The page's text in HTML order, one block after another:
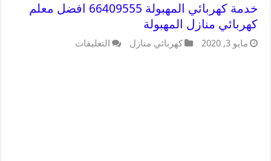
خدمة كهربائي المهبولة 66409555 افضل معلم
كهربائي منازل المهبولة
مايو 3, 2020 كهربائي منازل التعليقات